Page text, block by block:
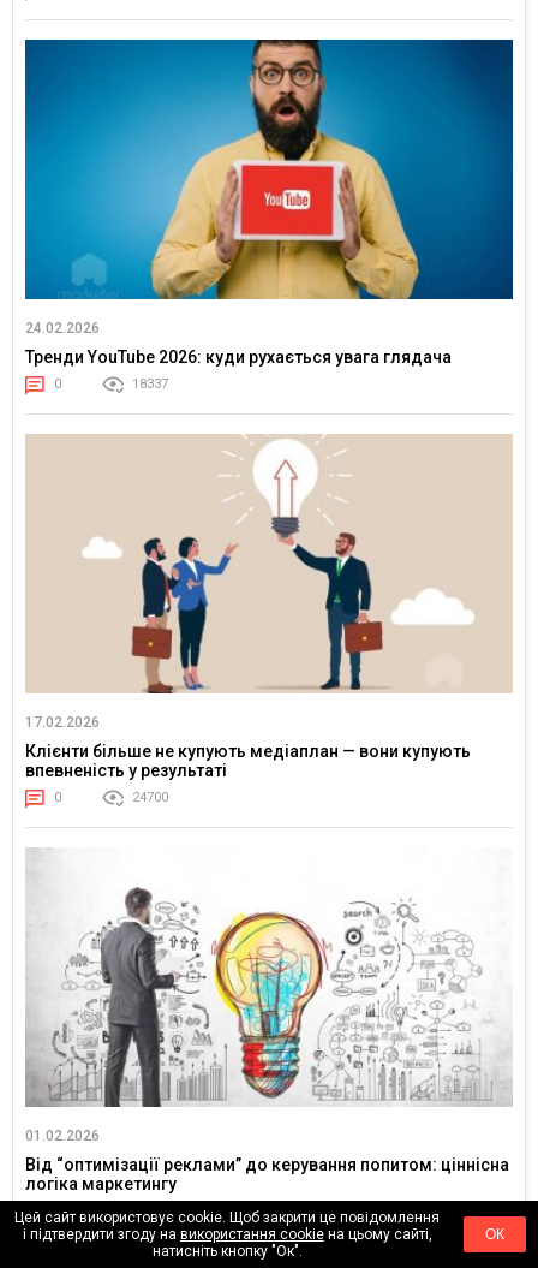
24.02.2026
Тренди YouTube 2026: куди рухається увага глядача
0 18337
17.02.2026
Клієнти більше не купують медіаплан — вони купують
впевненість у результаті
0 24700
01.02.2026
Від “оптимізації реклами” до керування попитом: ціннісна
логіка маркетингу
0 4627
Цей сайт використовує cookie. Щоб закрити це повідомлення
і підтвердити згоду на використання cookieна цьому сайті,
натисніть кнопку "Ок".
ОК